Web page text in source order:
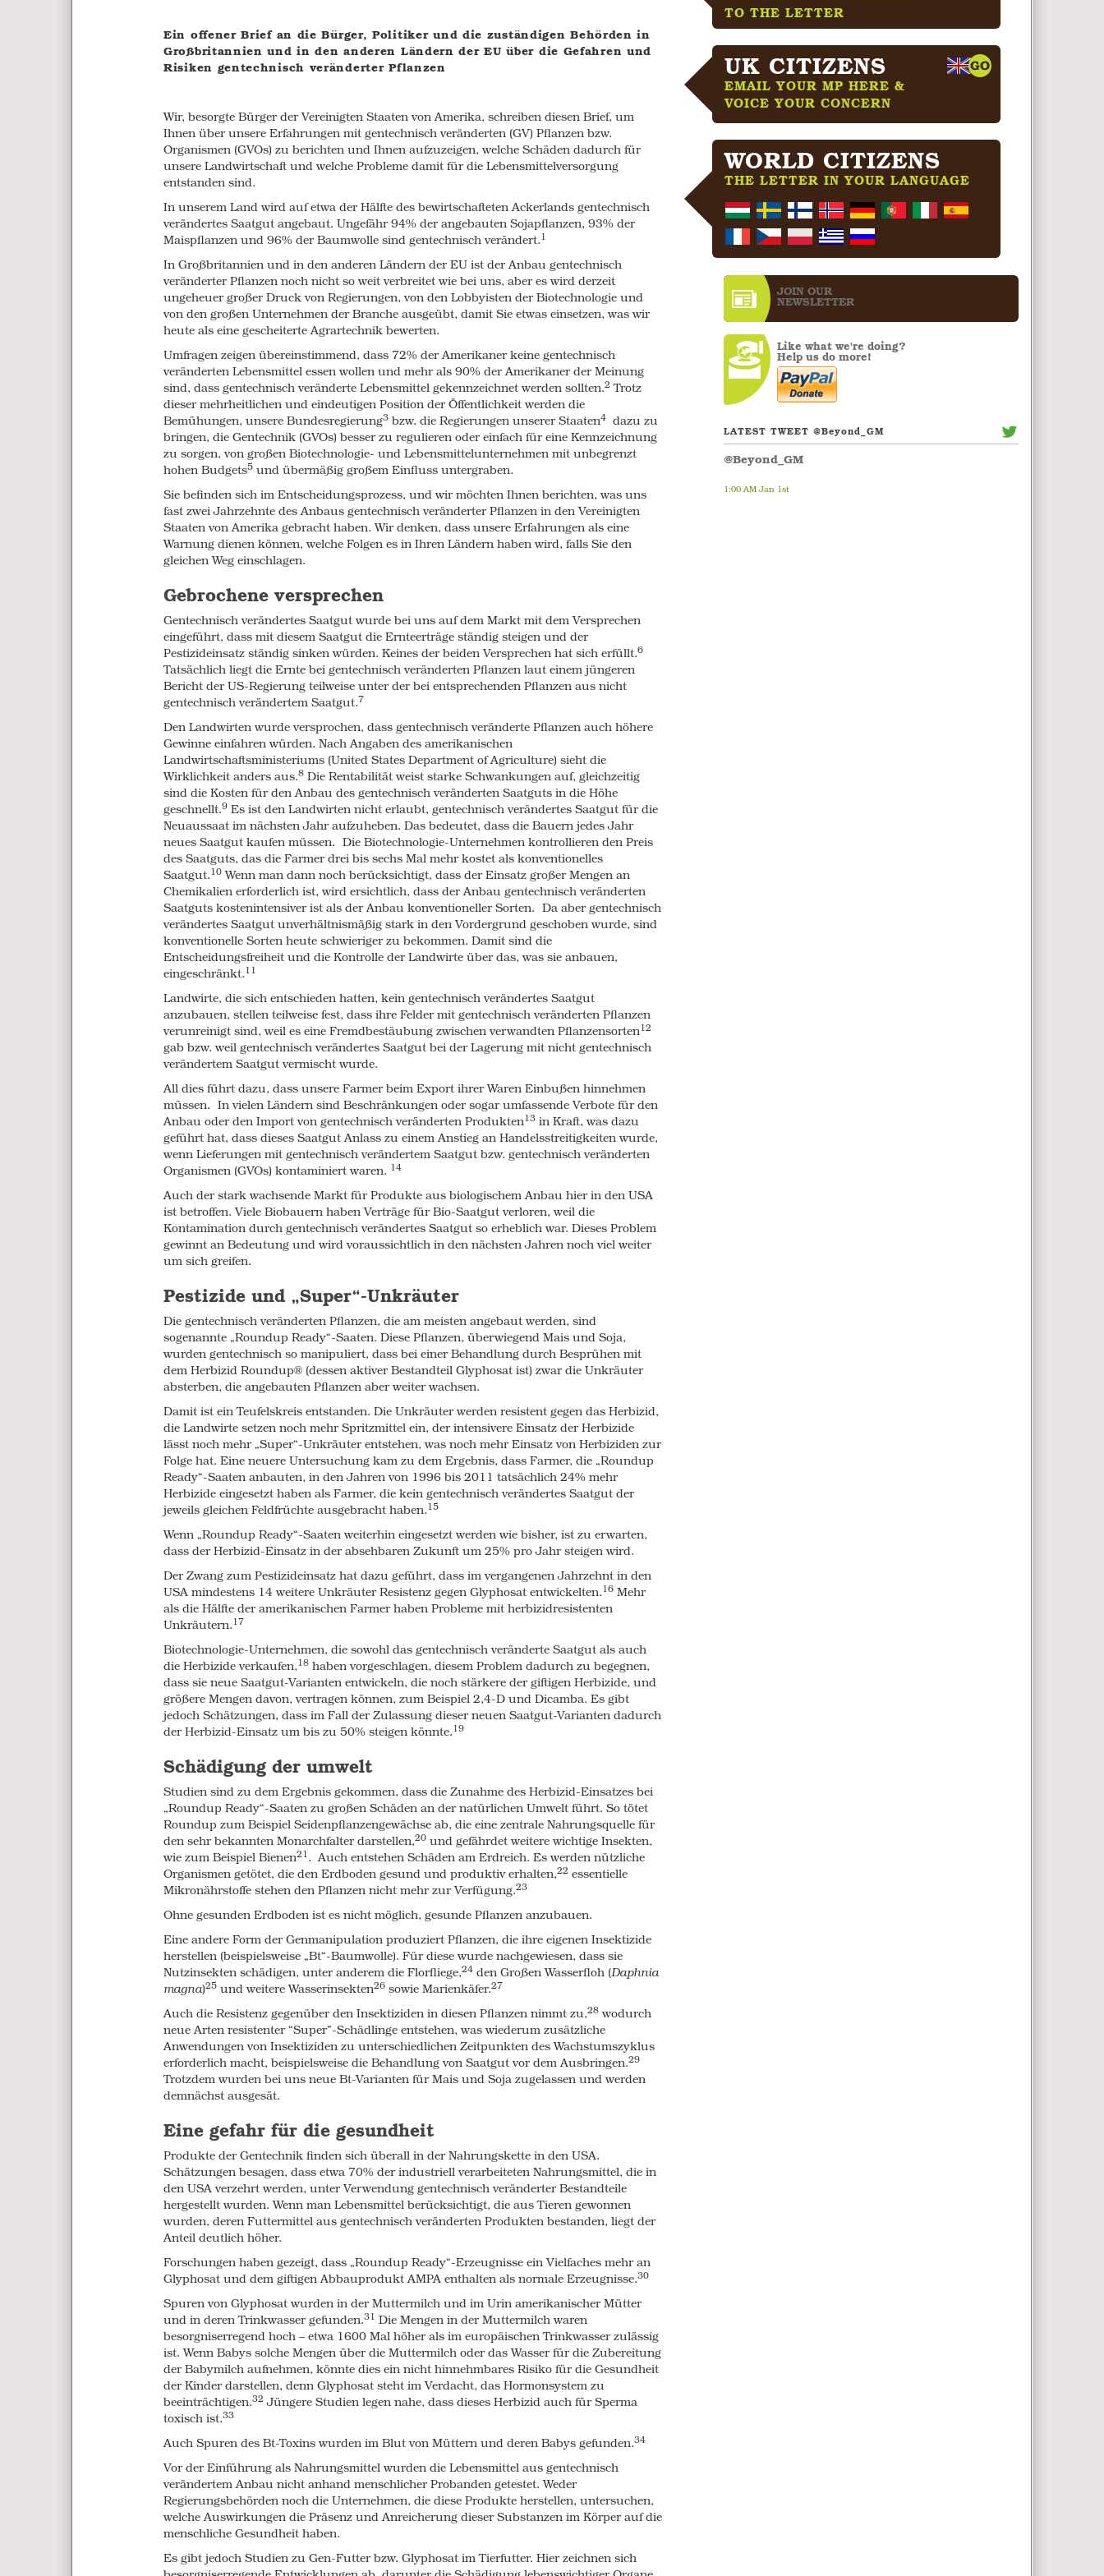
TO THE LETTER
UK CITIZENS
EMAIL YOUR MP HERE &
VOICE YOUR CONCERN
WORLD CITIZENS
THE LETTER IN YOUR LANGUAGE
agricultural technology.
Polls consistently show that 72% of Americans do not want to eat GM foods and
over 90% of Americans believe GM foods should be labeled.
food corporations with unlimited budgets5and undue influence.
As you consider your options, we’d like to share with you what nearly two decades
of GM crops in the United States has brought us. We believe our experience serves
as a warning for what will happen in your countries should you follow us down
Broken promises
GM crops were released onto the market with a promise that they would
consistently increase yields and decrease pesticide use. They have done neither.6
In fact, according to a recent US government report yields from GM crops can be
lower than their non-GM equivalents.7
Farmers were told that GM crops would yield bigger profits too. The reality,
according to the United States Department of Agriculture, is different.
Profitability is highly variable, while the cost of growing these crops has spiraled.9
GM seeds cannot legally be saved for replanting, which means farmers must buy
new seeds each year. Biotech companies control the price of seeds, which cost
farmers 3-6 times more than conventional seeds.10This, combined with the huge
chemical inputs they require, means GM crops have proved more costly to grow
than conventional crops. Because of the disproportionate emphasis on GM crops,
conventional seed varieties are no longer widely available leaving farmers with less
choice and control over what they plant.11
Farmers who have chosen not to grow GM crops can find their fields contaminated
with GM crops as a result of cross pollination between related species of plants12
and GM and non-GM seeds being mixed together during storage.
Because of this our farmers are losing export markets. Many countries have
these crops have become responsible for a rise in trade disputes when shipments
of grain are found to be contaminated with GM organisms (GMOs).
The burgeoning organic market here in the US is also being affected. Many organic
farmers have lost contracts for organic seed due to high levels of contamination.
This problem is increasing and is expected to get much bigger in the coming years.
Pesticides and superweeds
The most widely grown types of GM crops are known as “Roundup Ready” crops.
These crops, mostly corn and soy, have been genetically engineered so that when
they are sprayed with the herbicide Roundup® – the active ingredient of which is
glyphosate – the weeds die but the crop continues to grow.
This has created a vicious circle. Weeds have become resistant to the herbicide,
causing farmers to spray even more. Heavier use of herbicides creates ever more
“superweeds” and even higher herbicide use. A recent review found that between
1996 and 2011, farmers who planted Roundup Ready crops used 24% more
herbicide than non-GMO farmers planting the same crops.
If we remain on this trajectory with Roundup Ready crops we can expect to see
herbicide rates increase by 25% each year for the foreseeable future.
This pesticide treadmill means that in the last decade in the US at least 14 new
glyphosate-resistant weed species have emerged,
and over half of US farms are
plagued with herbicide-resistant weeds.
Biotech companies, which sell both the GM seeds and the herbicides,
have
proposed to address this problem with the creation of new crop varieties that will
be able to withstand even stronger and more toxic herbicides such as 2,4-D and
dicamba. However it is estimated that if these new varieties are approved, this
could drive herbicide use up by as much as 50%.
Environmental harm
Studies have shown that the increased herbicide use on Roundup Ready crops is
highly destructive to the natural environment. For example, Roundup kills
milkweeds, which are the key food source for the iconic Monarch butterfly20and
poses a threat to other important insects such as bees.
soil, killing beneficial organisms that keep it healthy and productive
and making
essential micronutrients unavailable to the plant.23
Without healthy soil, we cannot grow healthy plants.
Other types of GM plants, which have been engineered to produce their own
insecticide (e.g. “Bt” cotton plants), have also been shown to harm beneficial
insects including green lacewings
, the Daphnia magna
aquatic insects,
26and ladybugs (ladybirds).27
Resistance to the insecticides in these plants is also growing,28creating new
varieties of resistant “superbugs” and requiring more applications of insecticides
at different points in the growth cycle, for instance on the seed before it is
planted. 29In spite of this, new Bt varieties of corn and soy have been approved
here and will soon be planted.
A threat to human health
GM ingredients are everywhere in our food chain. It is estimated that 70% of
processed foods consumed in the US have been produced using GM ingredients. If
products from animals fed GM feed are included, the percentage is significantly
higher.
Research shows that Roundup Ready crops contain many times more glyphosate,
and its toxic breakdown product AMPA, than normal crops.30
Traces of glyphosate have been found in the breastmilk and urine of American
mothers, as well as in their drinking water.31The levels in breastmilk were
worryingly high – around 1,600 times higher than what is allowable in European
drinking water. Passed on to babies through breastmilk, or the water used to
glyphosate is a suspected hormone disrupter.32Recent studies suggest that this
herbicide is also toxic to sperm.33
Likewise, traces of the Bt toxin have been found in the blood of mothers and their
babies.34
GM foods were not subjected to human trials before being released into the food
accumulating in our bodies are not being studied by any government agency, nor
by the companies that produce them.
Studies of animals fed GM foods and/or glyphosate, however, show worrying
trends including damage to vital organs like the liver and kidneys, damage to gut
tissues and gut flora, immune system disruption, reproductive abnormalities, and
even tumors.35
These scientific studies point to potentially serious human health problems that
they continue to be ignored by those who should be protecting us. Instead our
regulators rely on outdated studies and other information funded and supplied by
biotech companies that, not surprisingly, dismiss all health concerns.
A denial of science
This spin of corporate science stands in stark contrast to the findings of
independent scientists. In fact, in 2013, nearly 300 independent scientists from
around the world issued a public warning that there was no scientific consensus
about the safety of eating genetically modified food, and that the risks, as
demonstrated in independent research, gave “serious cause for concern.”36
It’s not easy for independent scientists like these to speak out. Those who do have
faced obstacles in publishing their results, been systematically vilified by pro-
GMO scientists, been denied research funding, and in some cases have had their
jobs and careers threatened.37
Control of the food supply
Through our experience we have come to understand that the genetic engineering
of food has never really been about public good, or feeding the hungry, or
private, corporate control of the food system.
including food security, science, and democracy. It undermines the development of
genuinely sustainable, environmentally friendly agriculture and prevents the
creation of a transparent, healthy food supply for all.
Today in the US, from seed to plate, the production, distribution, marketing, safety
testing, and consumption of food is controlled by a handful of companies, many of
which have commercial interests in genetic engineering technology. They create the
problems, and then sell us the so-called solutions. This is a closed cycle of profit
issues.
Time to speak out
Americans are reaping the detrimental impacts of this risky and unproven
agricultural technology. EU countries should take note: there are no benefits from
GM crops great enough to offset these impacts. Officials who continue to ignore
Ein offener Brief an die Bürger, Politiker und die zuständigen Behörden in
Großbritannien und in den anderen Ländern der EU über die Gefahren und
Risiken gentechnisch veränderter Pflanzen
Wir, besorgte Bürger der Vereinigten Staaten von Amerika, schreiben diesen Brief, um
Ihnen über unsere Erfahrungen mit gentechnisch veränderten (GV) Pflanzen bzw.
Organismen (GVOs) zu berichten und Ihnen aufzuzeigen, welche Schäden dadurch für
unsere Landwirtschaft und welche Probleme damit für die Lebensmittelversorgung
entstanden sind.
In unserem Land wird auf etwa der Hälfte des bewirtschafteten Ackerlands gentechnisch
verändertes Saatgut angebaut. Ungefähr 94% der angebauten Sojapflanzen, 93% der
Maispflanzen und 96% der Baumwolle sind gentechnisch verändert. 1
In Großbritannien und in den anderen Ländern der EU ist der Anbau gentechnisch
veränderter Pflanzen noch nicht so weit verbreitet wie bei uns, aber es wird derzeit
ungeheuer großer Druck von Regierungen, von den Lobbyisten der Biotechnologie und
von den großen Unternehmen der Branche ausgeübt, damit Sie etwas einsetzen, was wir
heute als eine gescheiterte Agrartechnik bewerten.
Umfragen zeigen übereinstimmend, dass 72% der Amerikaner keine gentechnisch
veränderten Lebensmittel essen wollen und mehr als 90% der Amerikaner der Meinung
sind, dass gentechnisch veränderte Lebensmittel gekennzeichnet werden sollten.2 Trotz
dieser mehrheitlichen und eindeutigen Position der Öffentlichkeit werden die
Bemühungen, unsere Bundesregierung3 bzw. die Regierungen unserer Staaten4 dazu zu
bringen, die Gentechnik (GVOs) besser zu regulieren oder einfach für eine Kennzeichnung
zu sorgen, von großen Biotechnologie- und Lebensmittelunternehmen mit unbegrenzt
hohen Budgets5 und übermäßig großem Einfluss untergraben.
Sie befinden sich im Entscheidungsprozess, und wir möchten Ihnen berichten, was uns
fast zwei Jahrzehnte des Anbaus gentechnisch veränderter Pflanzen in den Vereinigten
Staaten von Amerika gebracht haben. Wir denken, dass unsere Erfahrungen als eine
Warnung dienen können, welche Folgen es in Ihren Ländern haben wird, falls Sie den
gleichen Weg einschlagen.
Gebrochene versprechen
Gentechnisch verändertes Saatgut wurde bei uns auf dem Markt mit dem Versprechen
eingeführt, dass mit diesem Saatgut die Ernteerträge ständig steigen und der
Pestizideinsatz ständig sinken würden. Keines der beiden Versprechen hat sich erfüllt.6
Tatsächlich liegt die Ernte bei gentechnisch veränderten Pflanzen laut einem jüngeren
Bericht der US-Regierung teilweise unter der bei entsprechenden Pflanzen aus nicht
gentechnisch verändertem Saatgut.7
Den Landwirten wurde versprochen, dass gentechnisch veränderte Pflanzen auch höhere
Gewinne einfahren würden. Nach Angaben des amerikanischen
Landwirtschaftsministeriums (United States Department of Agriculture) sieht die
Wirklichkeit anders aus.8 Die Rentabilität weist starke Schwankungen auf, gleichzeitig
sind die Kosten für den Anbau des gentechnisch veränderten Saatguts in die Höhe
geschnellt.9 Es ist den Landwirten nicht erlaubt, gentechnisch verändertes Saatgut für die
Neuaussaat im nächsten Jahr aufzuheben. Das bedeutet, dass die Bauern jedes Jahr
neues Saatgut kaufen müssen. Die Biotechnologie-Unternehmen kontrollieren den Preis
des Saatguts, das die Farmer drei bis sechs Mal mehr kostet als konventionelles
Saatgut. 10 Wenn man dann noch berücksichtigt, dass der Einsatz großer Mengen an
Chemikalien erforderlich ist, wird ersichtlich, dass der Anbau gentechnisch veränderten
Saatguts kostenintensiver ist als der Anbau konventioneller Sorten. Da aber gentechnisch
verändertes Saatgut unverhältnismäßig stark in den Vordergrund geschoben wurde, sind
konventionelle Sorten heute schwieriger zu bekommen. Damit sind die
Entscheidungsfreiheit und die Kontrolle der Landwirte über das, was sie anbauen,
eingeschränkt. 11
Landwirte, die sich entschieden hatten, kein gentechnisch verändertes Saatgut
anzubauen, stellen teilweise fest, dass ihre Felder mit gentechnisch veränderten Pflanzen
verunreinigt sind, weil es eine Fremdbestäubung zwischen verwandten Pflanzensorten12
gab bzw. weil gentechnisch verändertes Saatgut bei der Lagerung mit nicht gentechnisch
verändertem Saatgut vermischt wurde.
All dies führt dazu, dass unsere Farmer beim Export ihrer Waren Einbußen hinnehmen
müssen. In vielen Ländern sind Beschränkungen oder sogar umfassende Verbote für den
Anbau oder den Import von gentechnisch veränderten Produkten13 in Kraft, was dazu
geführt hat, dass dieses Saatgut Anlass zu einem Anstieg an Handelsstreitigkeiten wurde,
wenn Lieferungen mit gentechnisch verändertem Saatgut bzw. gentechnisch veränderten
Organismen (GVOs) kontaminiert waren. 14
Auch der stark wachsende Markt für Produkte aus biologischem Anbau hier in den USA
ist betroffen. Viele Biobauern haben Verträge für Bio-Saatgut verloren, weil die
Kontamination durch gentechnisch verändertes Saatgut so erheblich war. Dieses Problem
gewinnt an Bedeutung und wird voraussichtlich in den nächsten Jahren noch viel weiter
um sich greifen.
Pestizide und „Super“-Unkräuter
Die gentechnisch veränderten Pflanzen, die am meisten angebaut werden, sind
sogenannte „Roundup Ready“-Saaten. Diese Pflanzen, überwiegend Mais und Soja,
wurden gentechnisch so manipuliert, dass bei einer Behandlung durch Besprühen mit
dem Herbizid Roundup® (dessen aktiver Bestandteil Glyphosat ist) zwar die Unkräuter
absterben, die angebauten Pflanzen aber weiter wachsen.
Damit ist ein Teufelskreis entstanden. Die Unkräuter werden resistent gegen das Herbizid,
die Landwirte setzen noch mehr Spritzmittel ein, der intensivere Einsatz der Herbizide
lässt noch mehr „Super“-Unkräuter entstehen, was noch mehr Einsatz von Herbiziden zur
Folge hat. Eine neuere Untersuchung kam zu dem Ergebnis, dass Farmer, die „Roundup
Ready“-Saaten anbauten, in den Jahren von 1996 bis 2011 tatsächlich 24% mehr
Herbizide eingesetzt haben als Farmer, die kein gentechnisch verändertes Saatgut der
jeweils gleichen Feldfrüchte ausgebracht haben. 15
Wenn „Roundup Ready“-Saaten weiterhin eingesetzt werden wie bisher, ist zu erwarten,
dass der Herbizid-Einsatz in der absehbaren Zukunft um 25% pro Jahr steigen wird.
Der Zwang zum Pestizideinsatz hat dazu geführt, dass im vergangenen Jahrzehnt in den
USA mindestens 14 weitere Unkräuter Resistenz gegen Glyphosat entwickelten. 16 Mehr
als die Hälfte der amerikanischen Farmer haben Probleme mit herbizidresistenten
Unkräutern. 17
Biotechnologie-Unternehmen, die sowohl das gentechnisch veränderte Saatgut als auch
die Herbizide verkaufen, 18 haben vorgeschlagen, diesem Problem dadurch zu begegnen,
dass sie neue Saatgut-Varianten entwickeln, die noch stärkere der giftigen Herbizide, und
größere Mengen davon, vertragen können, zum Beispiel 2,4-D und Dicamba. Es gibt
jedoch Schätzungen, dass im Fall der Zulassung dieser neuen Saatgut-Varianten dadurch
der Herbizid-Einsatz um bis zu 50% steigen könnte. 19
Schädigung der umwelt
Studien sind zu dem Ergebnis gekommen, dass die Zunahme des Herbizid-Einsatzes bei
„Roundup Ready“-Saaten zu großen Schäden an der natürlichen Umwelt führt. So tötet
Roundup zum Beispiel Seidenpflanzengewächse ab, die eine zentrale Nahrungsquelle für
den sehr bekannten Monarchfalterdarstellen,20 und gefährdet weitere wichtige Insekten,
wie zum Beispiel Bienen21 . Auch entstehen Schäden am Erdreich. Es werden nützliche
Organismen getötet, die den Erdboden gesund und produktiv erhalten,22 essentielle
Mikronährstoffe stehen den Pflanzen nicht mehr zur Verfügung.23
Ohne gesunden Erdboden ist es nicht möglich, gesunde Pflanzen anzubauen.
Eine andere Form der Genmanipulation produziert Pflanzen, die ihre eigenen Insektizide
herstellen (beispielsweise „Bt“-Baumwolle). Für diese wurde nachgewiesen, dass sie
Nutzinsekten schädigen, unter anderem die Florfliege,24 den Großen Wasserfloh (Daphnia
magna)25 und weitere Wasserinsekten26 sowie Marienkäfer.27
Auch die Resistenz gegenüber den Insektiziden in diesen Pflanzen nimmt zu,28 wodurch
neue Arten resistenter “Super”-Schädlinge entstehen, was wiederum zusätzliche
Anwendungen von Insektiziden zu unterschiedlichen Zeitpunkten des Wachstumszyklus
erforderlich macht, beispielsweise die Behandlung von Saatgut vor dem Ausbringen.29
Trotzdem wurden bei uns neue Bt-Varianten für Mais und Soja zugelassen und werden
demnächst ausgesät.
Eine gefahr für die gesundheit
Produkte der Gentechnik finden sich überall in der Nahrungskette in den USA.
Schätzungen besagen, dass etwa 70% der industriell verarbeiteten Nahrungsmittel, die in
den USA verzehrt werden, unter Verwendung gentechnisch veränderter Bestandteile
hergestellt wurden. Wenn man Lebensmittel berücksichtigt, die aus Tieren gewonnen
wurden, deren Futtermittel aus gentechnisch veränderten Produkten bestanden, liegt der
Anteil deutlich höher.
Forschungen haben gezeigt, dass „Roundup Ready“-Erzeugnisse ein Vielfaches mehr an
Glyphosat und dem giftigen Abbauprodukt AMPA enthalten als normale Erzeugnisse.30
Spuren von Glyphosat wurden in der Muttermilch und im Urin amerikanischer Mütter
und in deren Trinkwasser gefunden.31 Die Mengen in der Muttermilch waren
besorgniserregend hoch – etwa 1600 Mal höher als im europäischen Trinkwasser zulässig
ist. Wenn Babys solche Mengen über die Muttermilch oder das Wasser für die Zubereitung
der Babymilch aufnehmen, könnte dies ein nicht hinnehmbares Risiko für die Gesundheit
der Kinder darstellen, denn Glyphosat steht im Verdacht, das Hormonsystem zu
beeinträchtigen.32 Jüngere Studien legen nahe, dass dieses Herbizid auch für Sperma
toxisch ist.33
Auch Spuren des Bt-Toxins wurden im Blut von Müttern und deren Babys gefunden.34
Vor der Einführung als Nahrungsmittel wurden die Lebensmittel aus gentechnisch
verändertem Anbau nicht anhand menschlicher Probanden getestet. Weder
Regierungsbehörden noch die Unternehmen, die diese Produkte herstellen, untersuchen,
welche Auswirkungen die Präsenz und Anreicherung dieser Substanzen im Körper auf die
menschliche Gesundheit haben.
Es gibt jedoch Studien zu Gen-Futter bzw. Glyphosat im Tierfutter. Hier zeichnen sich
JOIN OUR
NEWS­LETTER
Like what we're doing?
Help us do more!
LATEST TWEET @Beyond_GM
@Beyond_GM
1:00 AM Jan 1st